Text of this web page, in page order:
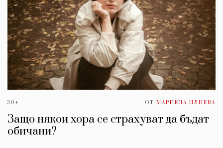
30+ ОТ МАРИЕЛА ИЛИЕВА
Защо някои хора се страхуват да бъдат
обичани?